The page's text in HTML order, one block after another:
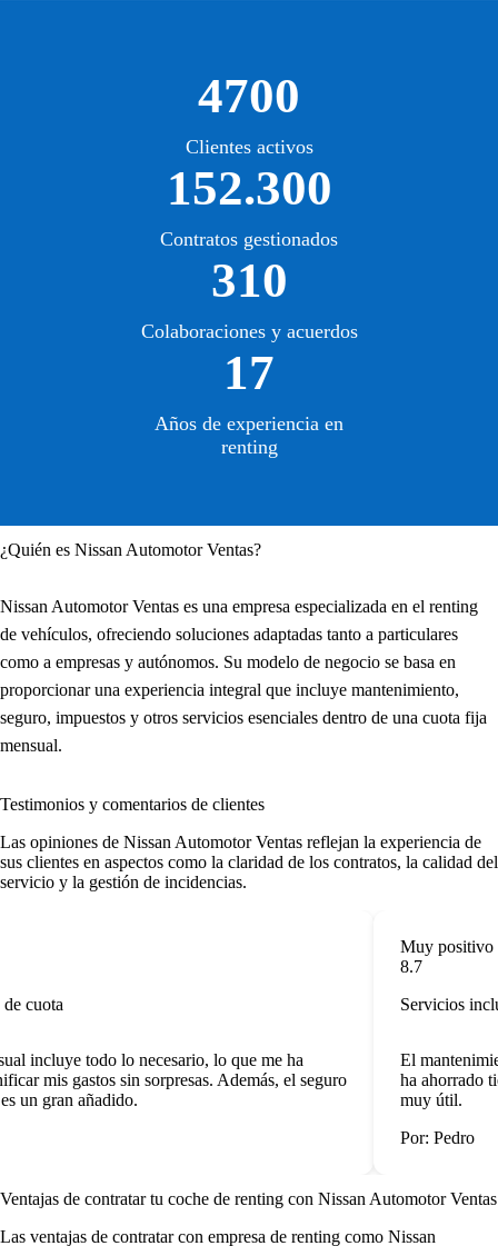
4700
Clientes activos
152.300
Contratos gestionados
310
Colaboraciones y acuerdos
17
Años de experiencia en
renting
¿Quién es Nissan Automotor Ventas?
Nissan Automotor Ventas es una empresa especializada en el renting
de vehículos, ofreciendo soluciones adaptadas tanto a particulares
como a empresas y autónomos. Su modelo de negocio se basa en
proporcionar una experiencia integral que incluye mantenimiento,
seguro, impuestos y otros servicios esenciales dentro de una cuota fija
mensual.
Testimonios y comentarios de clientes
Las opiniones de Nissan Automotor Ventas reflejan la experiencia de
sus clientes en aspectos como la claridad de los contratos, la calidad del
servicio y la gestión de incidencias.
cuota
incluye todo lo necesario, lo que me ha
mis gastos sin sorpresas. Además, el seguro
un gran añadido.
Muy positivo
8.7
Servicios
El
ha ahorrado
muy útil.
Por: Pedro
Ventajas de contratar tu coche de renting con Nissan Automotor Ventas
Las ventajas de contratar con empresa de renting como Nissan